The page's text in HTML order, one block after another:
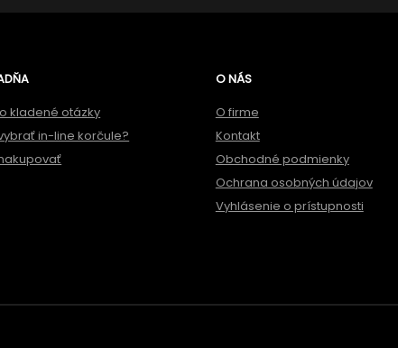
kladené otázky
in-line korčule?
O NÁS
O firme
Kontakt
Obchodné podmienky
Ochrana osobných údajov
Vyhlásenie o prístupnosti